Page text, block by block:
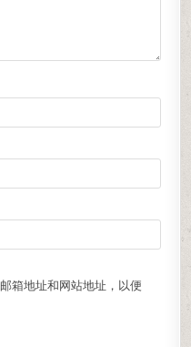
箱地址和网站地址，以便